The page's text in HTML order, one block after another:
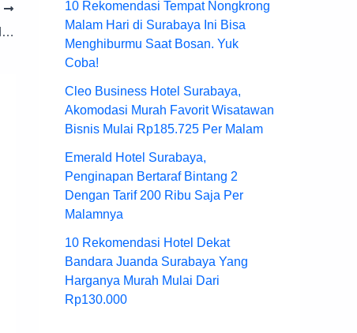
5 Daftar Pilihan Bioskop Paling Terkenal dan Fasilitas Lengkap Yang Ada di Kota Cirebon
10 Rekomendasi Tempat Nongkrong
Malam Hari di Surabaya Ini Bisa
Menghiburmu Saat Bosan. Yuk
Coba!
Cleo Business Hotel Surabaya,
Akomodasi Murah Favorit Wisatawan
Bisnis Mulai Rp185.725 Per Malam
Emerald Hotel Surabaya,
Penginapan Bertaraf Bintang 2
Dengan Tarif 200 Ribu Saja Per
Malamnya
10 Rekomendasi Hotel Dekat
Bandara Juanda Surabaya Yang
Harganya Murah Mulai Dari
Rp130.000